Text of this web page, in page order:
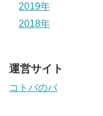
2019年
2018年
運営サイト
コトバのバ